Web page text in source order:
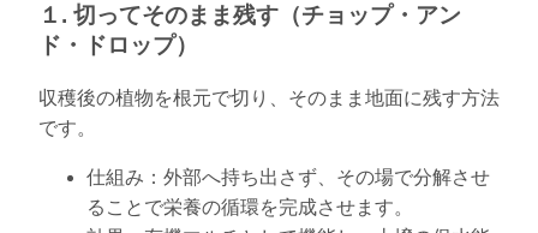
１. 切ってそのまま残す（チョップ・アン
ド・ドロップ）
収穫後の植物を根元で切り、そのまま地面に残す方法
です。
仕組み：外部へ持ち出さず、その場で分解させ
ることで栄養の循環を完成させます。